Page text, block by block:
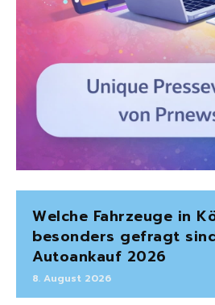
Welche Fahrzeuge in
besonders gefragt
Autoankauf 2026
8. August 2026